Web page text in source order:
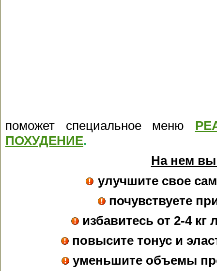
поможет специальное меню
ПОХУДЕНИЕ.
На нем
улучшите свое
почувствуете
избавитесь от 2-4 кг
повысите тонус и
уменьшите объемы